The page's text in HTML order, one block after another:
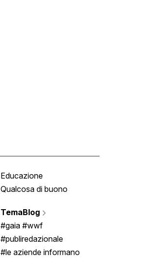
Educazione
Qualcosa di buono
TemaBlog
#gaia #wwf
#publiredazionale
#le aziende informano